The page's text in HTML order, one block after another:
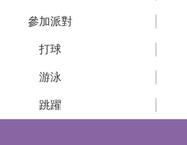
參加派對
打球
游泳
跳躍